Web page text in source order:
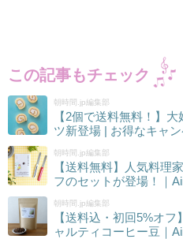
この記事もチェック
朝時間.jp編集部
【2個で送料無料！】
ツ新登場 | お得なキャ
朝時間.jp編集部
【送料無料】人気料理
フのセットが登場！｜
朝時間.jp編集部
【送料込・初回5%オ
ャルティコーヒー豆｜